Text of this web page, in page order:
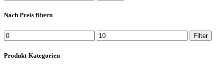
Nach Preis filtern
Min.
Preis
Max.
Preis
Filter
Produkt-Kategorien